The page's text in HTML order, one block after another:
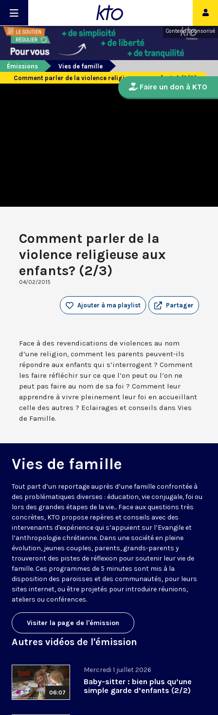
Contenu sponsorisé
Émissions
Vies de famille
Comment parler de la violence religieuse aux enfants? (2/3)
Comment parler de la
violence religieuse aux
enfants? (2/3)
04/02/2015
Partager
Ajouter à ma playlist
Face à des revendications de violences au nom
d’une religion, comment les parents peuvent-ils
répondre aux enfants qui s’interrogent ? Comment
les faire réfléchir sur ce que l’on peut ou l’on ne
peut pas faire au nom de sa foi ? Comment leur
apprendre à vivre pleinement leur foi en accueillant
celle des autres ? Eclairages et conseils dans Vies
de Famille.
Vies de famille
Tout part d’un reportage auprès d’une famille confrontée à
des problématiques diverses : éducation, vie conjugale, foi ou
lors des grandes étapes de la vie... Face aux questions très
concrètes, KTO propose repères et conseils avec des
intervenants d'expérience qui s’appuient sur l’Evangile et
l’anthropologie chrétienne. Dans une société en pleine
évolution, jeunes couples, parents, grands-parents y
trouveront des pistes de réflexion pour soutenir leur vie de
famille. Ces programmes de 5 minutes sont mis à la
disposition des paroisses et des communautés, pour leurs
sites internet, ou être projetés pour introduire réunions,
ateliers ou conférences.
Visiter la page de l'émission
Autres vidéos de l'émission
06:07
Mercredi 1 juillet 2026
Baby-sitter : bien plus qu’une
simple garde d’enfants (2/2)
Faire un don à KTO